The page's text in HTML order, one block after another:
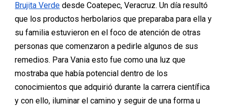
Brujita Verde desde Coatepec, Veracruz. Un día resultó
que los productos herbolarios que preparaba para ella y
su familia estuvieron en el foco de atención de otras
personas que comenzaron a pedirle algunos de sus
remedios. Para Vania esto fue como una luz que
mostraba que había potencial dentro de los
conocimientos que adquirió durante la carrera científica
y con ello, iluminar el camino y seguir de una forma u